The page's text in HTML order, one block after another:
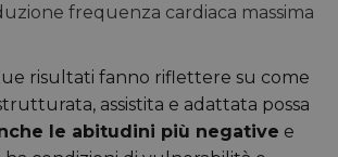
frequenza cardiaca massima
risultati fanno riflettere su come
strutturata, assistita e adattata possa
le abitudini più negative e